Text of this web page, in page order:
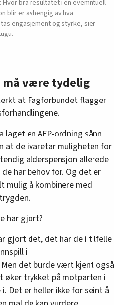
Hvor bra resultatet i en evemntuell
blir er avhengig av hva
engasjement og styrke, sier
må være tydelig
at Fagforbundet flagger
laget en AFP-ordning sånn
at de ivaretar muligheten for
alderspensjon allerede
har behov for. Og det er
mulig å kombinere med
har gjort?
gjort det, det har de i tilfelle
i
det burde vært kjent også
øker trykket på motparten i
Det er heller ikke for seint å